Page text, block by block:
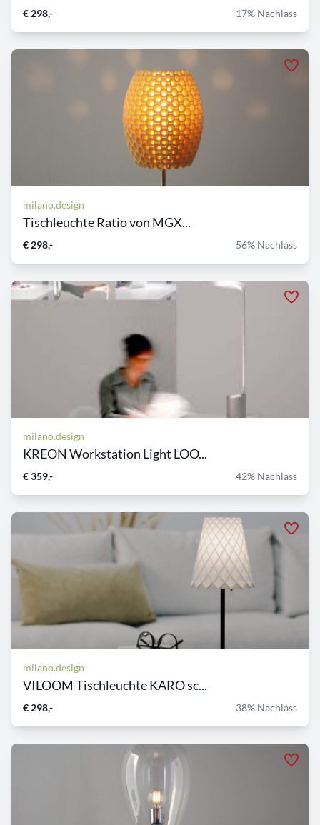
€ 298,- 17% Nachlass
milano.design
Tischleuchte Ratio von MGX...
€ 298,- 56% Nachlass
milano.design
KREON Workstation Light LOO...
€ 359,- 42% Nachlass
milano.design
VILOOM Tischleuchte KARO sc...
€ 298,- 38% Nachlass